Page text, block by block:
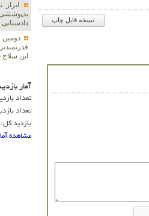
نسخه قابل چاپ
دومین
این
آمار
تعداد
تعداد
بازدید کل: 79367706
مشاهده